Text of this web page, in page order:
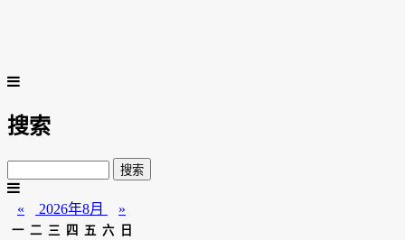
搜索
« 2026年8月 »
一 二 三 四 五 六 日